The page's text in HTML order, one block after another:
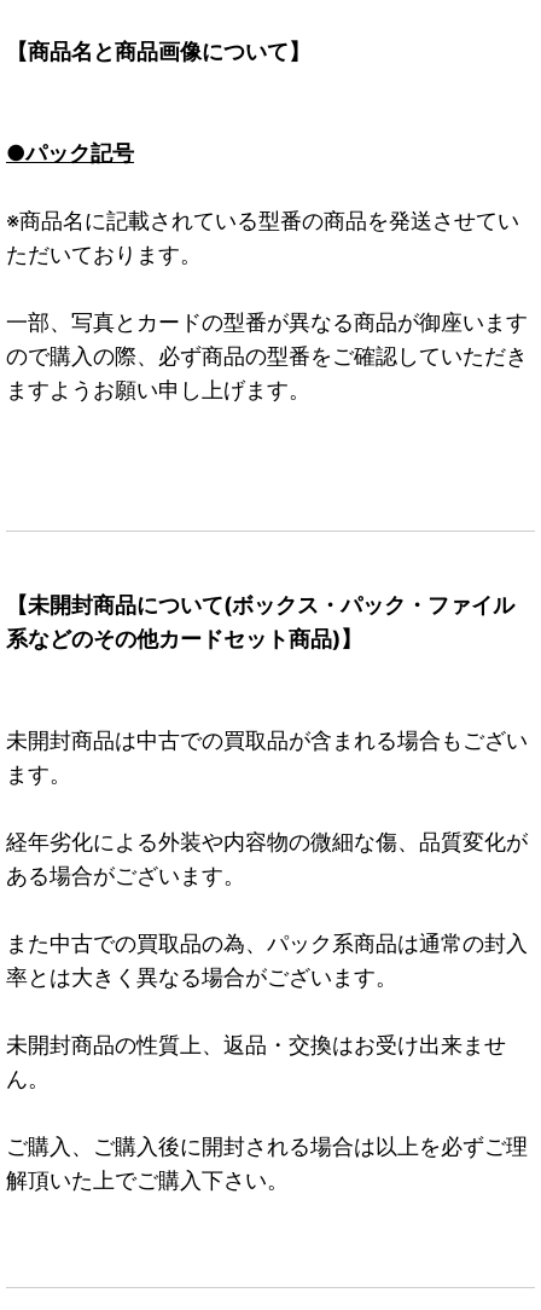
【商品名と商品画像について】
●パック記号
※商品名に記載されている型番の商品を発送させてい
ただいております。
一部、写真とカードの型番が異なる商品が御座います
ので購入の際、必ず商品の型番をご確認していただき
ますようお願い申し上げます。
【未開封商品について(ボックス・パック・ファイル
系などのその他カードセット商品)】
未開封商品は中古での買取品が含まれる場合もござい
ます。
経年劣化による外装や内容物の微細な傷、品質変化が
ある場合がございます。
また中古での買取品の為、パック系商品は通常の封入
率とは大きく異なる場合がございます。
未開封商品の性質上、返品・交換はお受け出来ませ
ん。
ご購入、ご購入後に開封される場合は以上を必ずご理
解頂いた上でご購入下さい。